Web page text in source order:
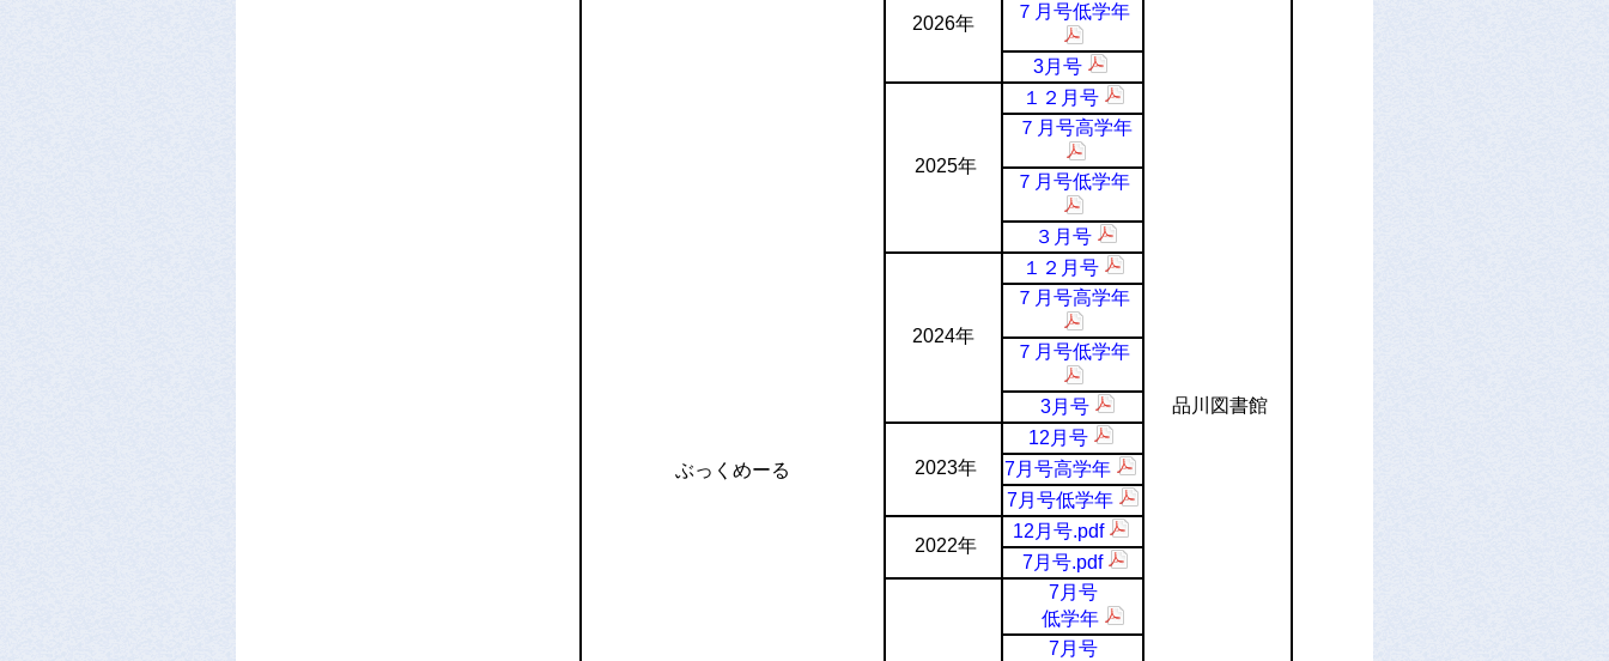
ぶっくめーる
2026年
品川図書館
７月号低学年
3月号
2025年
１２月号
７月号高学年
７月号低学年
３月号
2024年
１２月号
７月号高学年
７月号低学年
3月号
2023年
12月号
7月号高学年
7月号低学年
2022年
12月号.pdf
7月号.pdf
7月号
低学年
7月号